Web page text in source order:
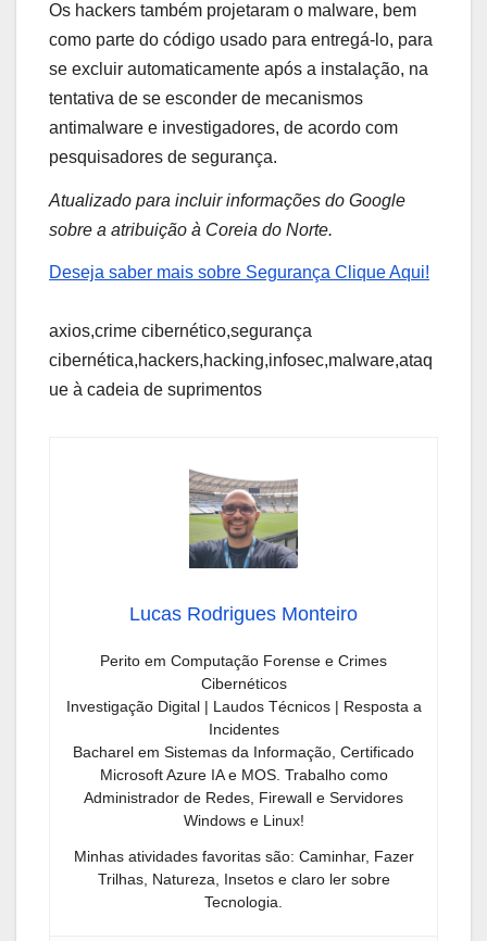
Os hackers também projetaram o malware, bem
como parte do código usado para entregá-lo, para
se excluir automaticamente após a instalação, na
tentativa de se esconder de mecanismos
antimalware e investigadores, de acordo com
pesquisadores de segurança.
Atualizado para incluir informações do Google
sobre a atribuição à Coreia do Norte.
Deseja saber mais sobre Segurança Clique Aqui!
axios,crime cibernético,segurança
cibernética,hackers,hacking,infosec,malware,ataq
ue à cadeia de suprimentos
Lucas Rodrigues Monteiro
Perito em Computação Forense e Crimes
Cibernéticos
Investigação Digital | Laudos Técnicos | Resposta a
Incidentes
Bacharel em Sistemas da Informação, Certificado
Microsoft Azure IA e MOS. Trabalho como
Administrador de Redes, Firewall e Servidores
Windows e Linux!
Minhas atividades favoritas são: Caminhar, Fazer
Trilhas, Natureza, Insetos e claro ler sobre
Tecnologia.